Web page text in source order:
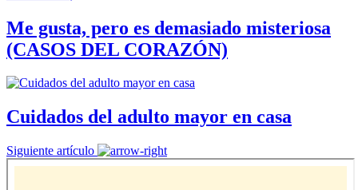
Me gusta, pero es demasiado misteriosa
(CASOS DEL CORAZÓN)
Cuidados del adulto mayor en casa
Siguiente artículo